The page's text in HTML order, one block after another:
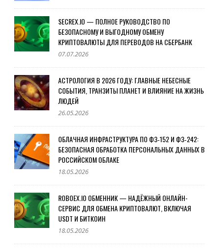
SECREX.IO — ПОЛНОЕ РУКОВОДСТВО ПО
БЕЗОПАСНОМУ И ВЫГОДНОМУ ОБМЕНУ
КРИПТОВАЛЮТЫ ДЛЯ ПЕРЕВОДОВ НА СБЕРБАНК
07.07.2026
АСТРОЛОГИЯ В 2026 ГОДУ: ГЛАВНЫЕ НЕБЕСНЫЕ
СОБЫТИЯ, ТРАНЗИТЫ ПЛАНЕТ И ВЛИЯНИЕ НА ЖИЗНЬ
ЛЮДЕЙ
26.05.2026
ОБЛАЧНАЯ ИНФРАСТРУКТУРА ПО ФЗ‑152 И ФЗ‑242:
БЕЗОПАСНАЯ ОБРАБОТКА ПЕРСОНАЛЬНЫХ ДАННЫХ В
РОССИЙСКОМ ОБЛАКЕ
18.05.2026
ROBOEX.IO ОБМЕННИК — НАДЁЖНЫЙ ОНЛАЙН-
СЕРВИС ДЛЯ ОБМЕНА КРИПТОВАЛЮТ, ВКЛЮЧАЯ
USDT И БИТКОИН
18.05.2026